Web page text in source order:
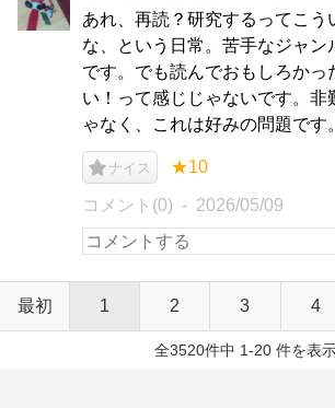
あれ、再読？研究するってこう
な、という日常。苦手なジャン
です。でも読んでおもしろかっ
い！って感じじゃないです。非
ゃなく、これは好みの問題です。
ナイス ★10
コメント(0) 2026/05/09
最初 1 2 3 4
全3520件中 1-20 件を表